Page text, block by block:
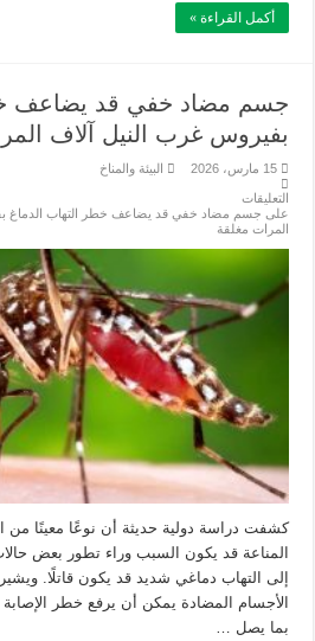
أكمل القراءة »
جسم مضاد خفي قد يضاعف
بفيروس غرب النيل آلاف
15 مارس، 2026 البيئة والمناخ
التعليقات
على جسم مضاد خفي قد يضاعف خطر التهاب الدماغ
المرات مغلقة
كشفت دراسة دولية حديثة أن نوعًا معينًا من
المناعة قد يكون السبب وراء تطور بعض
إلى التهاب دماغي شديد قد يكون قاتلًا.
الأجسام المضادة يمكن أن يرفع خطر
بما يصل …